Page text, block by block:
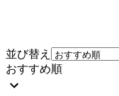
並び替え
おすすめ順